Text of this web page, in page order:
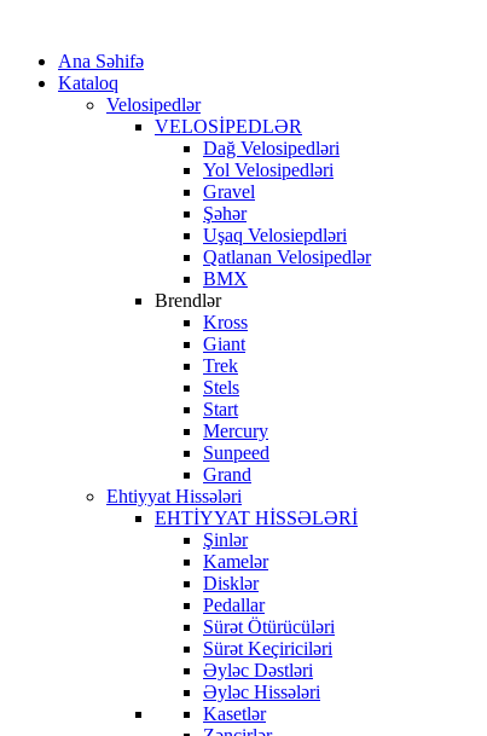
Ana Səhifə
Kataloq
Velosipedlər
VELOSİPEDLƏR
Dağ Velosipedləri
Yol Velosipedləri
Gravel
Şəhər
Uşaq Velosiepdləri
Qatlanan Velosipedlər
BMX
Brendlər
Kross
Giant
Trek
Stels
Start
Mercury
Sunpeed
Grand
Ehtiyyat Hissələri
EHTİYYAT HİSSƏLƏRİ
Şinlər
Kamelər
Disklər
Pedallar
Sürət Ötürücüləri
Sürət Keçiriciləri
Əyləc Dəstləri
Əyləc Hissələri
Kasetlər